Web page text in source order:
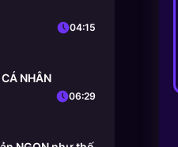
04:15
NHÂN
06:29